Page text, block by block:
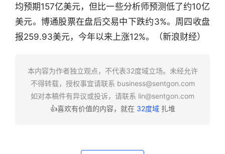
行
业
快
均预期157亿美元，但比一些分析师预测低了约10亿
美元。博通股票在盘后交易中下跌约3%。周四收盘
报259.93美元，今年以来上涨12%。（新浪财经）
本内容为作者独立观点，不代表32度域立场。未经允许
不得转载，授权事宜请联系 business@sentgon.com
如对本稿件有异议或投诉，请联系 lin@sentgon.com
👍喜欢有价值的内容，就在 32度域扎堆